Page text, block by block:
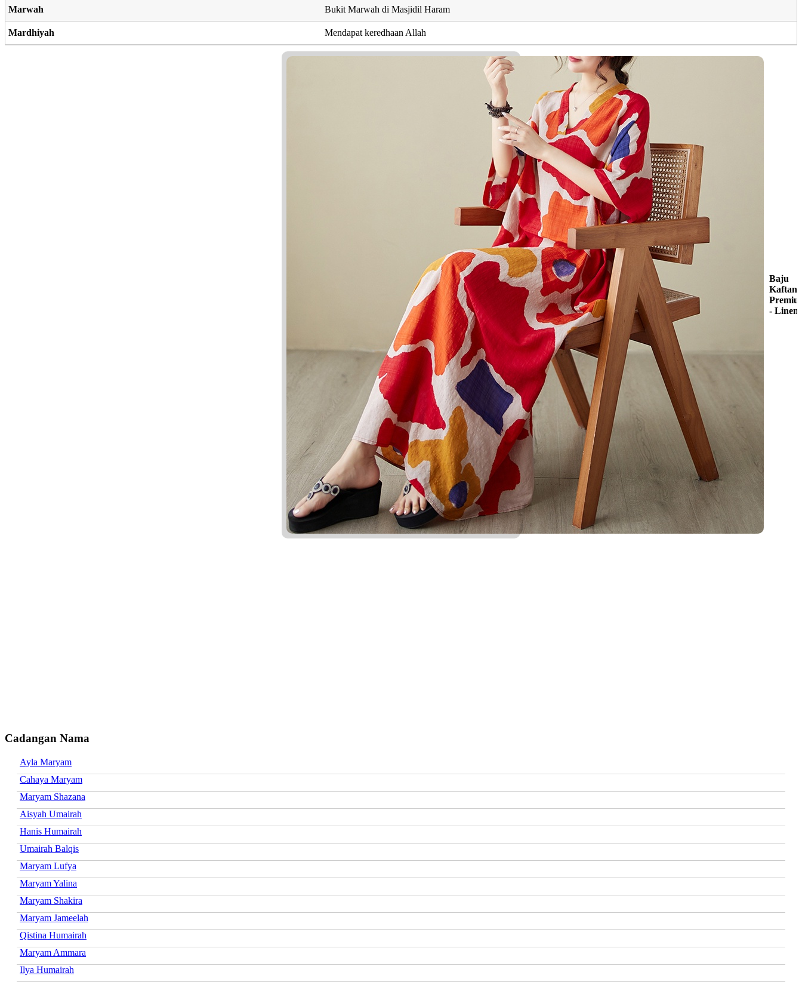
Marwah Bukit Marwah di Masjidil Haram
Mardhiyah Mendapat keredhaan Allah
Baju
Kaftan
- Linen
Cadangan Nama
Ayla Maryam
Cahaya Maryam
Maryam Shazana
Aisyah Umairah
Hanis Humairah
Umairah Balqis
Maryam Lufya
Maryam Yalina
Maryam Shakira
Maryam Jameelah
Qistina Humairah
Maryam Ammara
Ilya Humairah